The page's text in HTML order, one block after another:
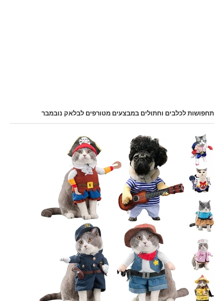
תחפושות לכלבים וחתולים במבצעים מטורפים לבלאק נובמבר